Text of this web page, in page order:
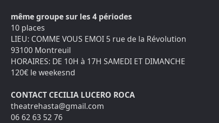
même groupe sur les 4 périodes
10 places
LIEU: COMME VOUS EMOI 5 rue de la Révolution
93100 Montreuil
HORAIRES: DE 10H à 17H SAMEDI ET DIMANCHE
120€ le weekesnd
CONTACT CECILIA LUCERO ROCA
theatrehasta@gmail.com
06 62 63 52 76